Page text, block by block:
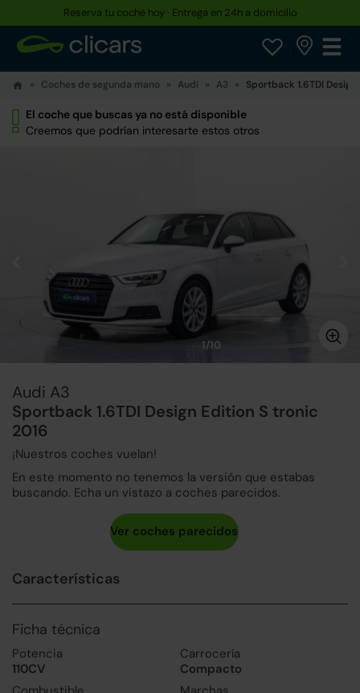
Reserva tu coche hoy · Entrega en 24h a domicilio
Coches de segunda mano Audi A3 Sportback 1.6TDI
El coche que buscas ya no está disponible
Creemos que podrían interesarte estos otros
1/10
Audi A3
Sportback 1.6TDI Design Edition S tronic
2016
¡Nuestros coches vuelan!
En este momento no tenemos la versión que estabas
buscando. Echa un vistazo a coches parecidos.
Características
Ficha técnica
Potencia
110CV
Carrocería
Compacto